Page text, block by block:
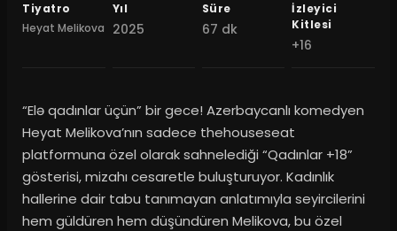
Tiyatro
Heyat Melikova
Yıl
2025
Süre
67 dk
İzleyici
Kitlesi
+16
“Elə qadınlar üçün” bir gece! Azerbaycanlı komedyen
Heyat Melikova’nın sadece thehouseseat
platformuna özel olarak sahnelediği “Qadınlar +18”
gösterisi, mizahı cesaretle buluşturuyor. Kadınlık
hallerine dair tabu tanımayan anlatımıyla seyircilerini
hem güldüren hem düşündüren Melikova, bu özel